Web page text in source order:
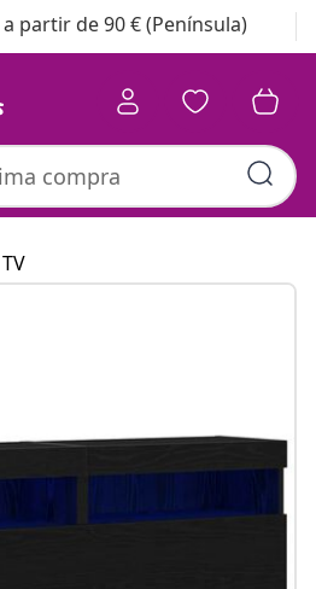
partir de 90 € (Península)